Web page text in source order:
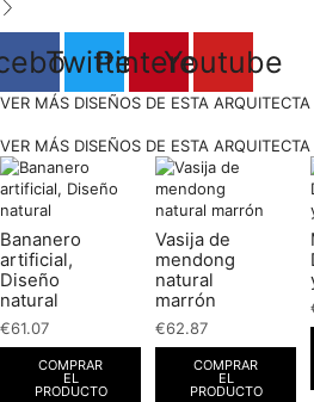
TwitterPinterestYoutube
VER MÁS DISEÑOS DE ESTA ARQUITECTA
VER MÁS DISEÑOS DE ESTA ARQUITECTA
Bananero
artificial,
Diseño
natural
€61.07
COMPRAR
EL
PRODUCTO
Vasija de
mendong
natural
marrón
€62.87
COMPRAR
EL
PRODUCTO